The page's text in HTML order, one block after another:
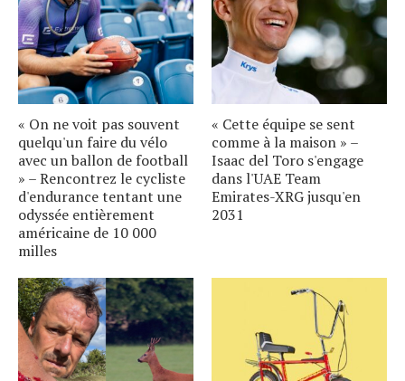
« On ne voit pas souvent
quelqu'un faire du vélo
avec un ballon de football
» – Rencontrez le cycliste
d'endurance tentant une
odyssée entièrement
américaine de 10 000
milles
« Cette équipe se sent
comme à la maison » –
Isaac del Toro s'engage
dans l'UAE Team
Emirates-XRG jusqu'en
2031